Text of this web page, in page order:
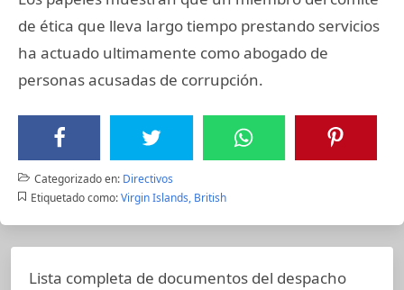
de ética que lleva largo tiempo prestando servicios
ha actuado ultimamente como abogado de
personas acusadas de corrupción.
Categorizado en: Directivos
Etiquetado como: Virgin Islands, British
Lista completa de documentos del despacho